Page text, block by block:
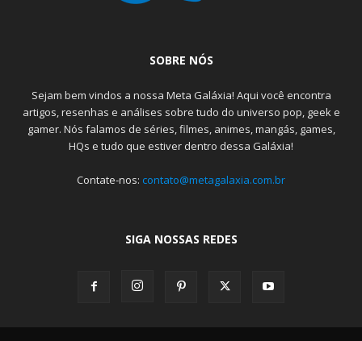
SOBRE NÓS
Sejam bem vindos a nossa Meta Galáxia! Aqui você encontra
artigos, resenhas e análises sobre tudo do universo pop, geek e
gamer. Nós falamos de séries, filmes, animes, mangás, games,
HQs e tudo que estiver dentro dessa Galáxia!
Contate-nos: contato@metagalaxia.com.br
SIGA NOSSAS REDES